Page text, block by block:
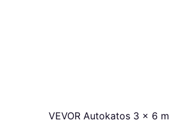
VEVOR Autokatos 3 x 6 m